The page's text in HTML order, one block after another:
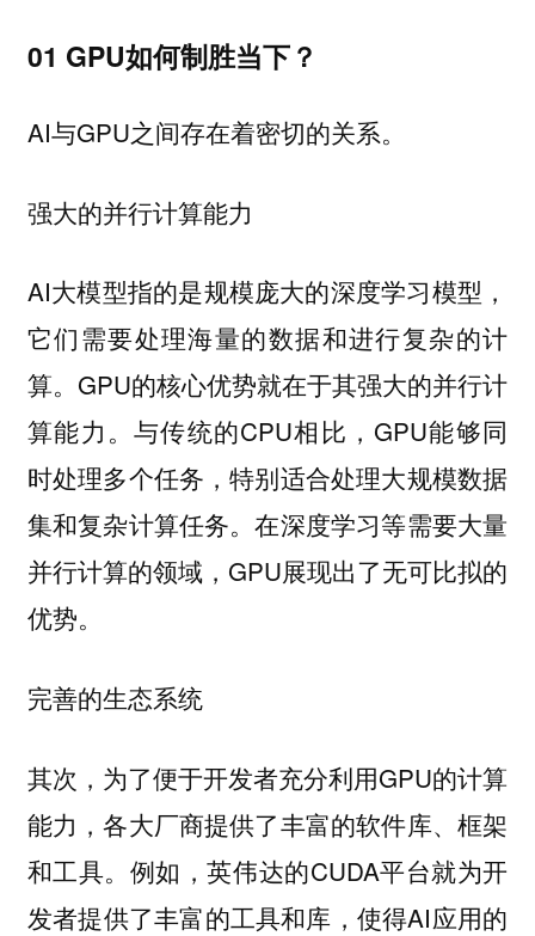
01 GPU如何制胜当下？
AI与GPU之间存在着密切的关系。
强大的并行计算能力
AI大模型指的是规模庞大的深度学习模型，
它们需要处理海量的数据和进行复杂的计
算。GPU的核心优势就在于其强大的并行计
算能力。与传统的CPU相比，GPU能够同
时处理多个任务，特别适合处理大规模数据
集和复杂计算任务。在深度学习等需要大量
并行计算的领域，GPU展现出了无可比拟的
优势。
完善的生态系统
其次，为了便于开发者充分利用GPU的计算
能力，各大厂商提供了丰富的软件库、框架
和工具。例如，英伟达的CUDA平台就为开
发者提供了丰富的工具和库，使得AI应用的